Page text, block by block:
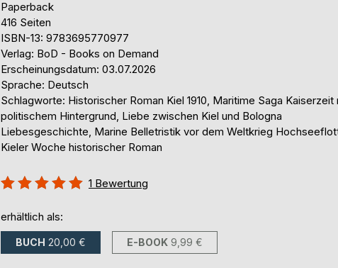
Paperback
416 Seiten
ISBN-13: 9783695770977
Verlag: BoD - Books on Demand
Erscheinungsdatum: 03.07.2026
Sprache: Deutsch
Schlagworte: Historischer Roman Kiel 1910, Maritime Saga Kaiserzeit
politischem Hintergrund, Liebe zwischen Kiel und Bologna
Liebesgeschichte, Marine Belletristik vor dem Weltkrieg
Kieler Woche historischer Roman
Bewertung::
1 Bewertung
erhältlich als:
BUCH 20,00 € E-BOOK 9,99 €